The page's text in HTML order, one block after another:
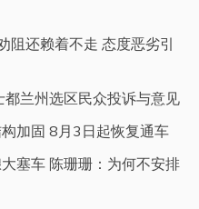
阻还赖着不走 态度恶劣引
兰州选区民众投诉与意见
加固 8月3日起恢复通车
塞车 陈珊珊：为何不安排